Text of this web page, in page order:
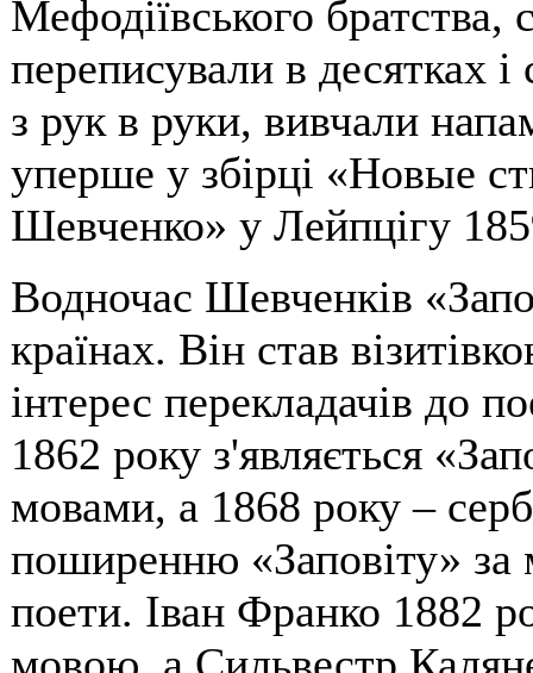
Мефодіївського братства,
переписували в десятках
з рук в руки, вивчали
уперше у збірці «Новые
Шевченко» у Лейпцігу
Водночас Шевченків
країнах. Він став
інтерес перекладачів до
1862 року з'являється
мовами, а 1868 року –
поширенню «Заповіту» за
поети. Іван Франко 1882